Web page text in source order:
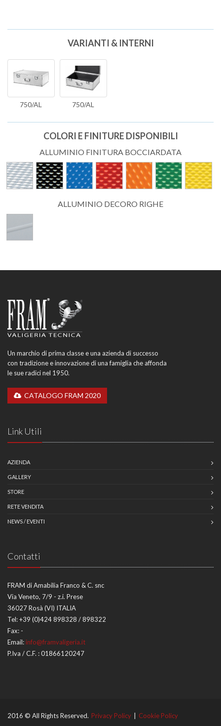
VARIANTI & INTERNI
750/AL 750/AL
COLORI E FINITURE DISPONIBILI
ALLUMINIO FINITURA BOCCIARDATA
ALLUMINIO DECORO RIGHE
Un marchio di prima classe e una azienda di successo
con tradizione e innovazione di una famiglia che affonda
le sue radici nel 1950.
CATALOGO FRAM 2020
Link Utili
AZIENDA
GALLERY
STORE
RETE VENDITA
NEWS / EVENTI
Contatti
FRAM di Amabilia Franco & C. snc
Via Veneto, 7/9 - z.i. Prese
36027 Rosà (VI) ITALIA
Tel:+39 (0)424 898328 / 898322
Fax: -
Email:info@framvaligeria.it
P.Iva / C.F. : 01866120247
2016 © All Rights Reserved. Privacy Policy Cookie Policy